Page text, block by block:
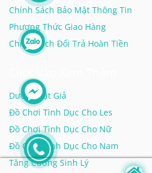
Chính Sách Bảo Mật Thông Tin
Phương Thức Giao Hàng
Chính Sách Đổi Trả Hoàn Tiền
Dương Vật Giả
Đồ Chơi Tình Dục Cho Les
Đồ Chơi Tình Dục Cho Nữ
Đồ Chơi Tình Dục Cho Nam
Tăng Cường Sinh Lý